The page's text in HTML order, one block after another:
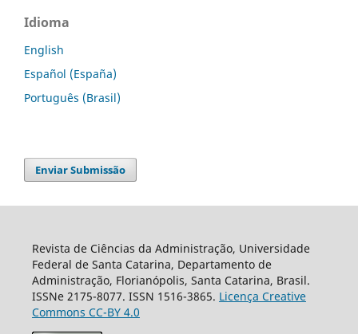
Idioma
English
Español (España)
Português (Brasil)
Enviar Submissão
Revista de Ciências da Administração, Universidade
Federal de Santa Catarina, Departamento de
Administração, Florianópolis, Santa Catarina, Brasil.
ISSNe 2175-8077. ISSN 1516-3865. Licença Creative
Commons CC-BY 4.0